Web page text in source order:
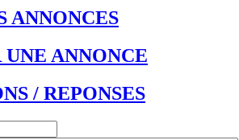
ANNONCES
ANNONCE
/ REPONSES